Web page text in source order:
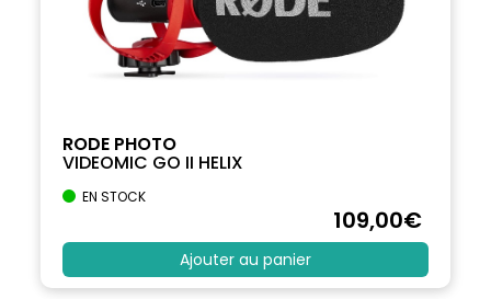
RODE PHOTO
VIDEOMIC GO II HELIX
EN STOCK
109,00€
Ajouter au panier